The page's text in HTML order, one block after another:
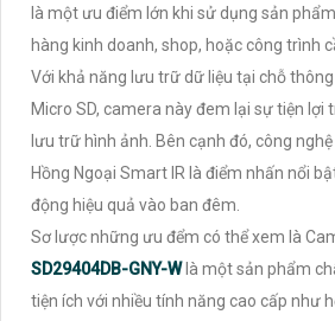
là một ưu điểm lớn khi sử dụng sản
hàng kinh doanh, shop, hoặc công trình
Với khả năng lưu trữ dữ liệu tại chỗ
Micro SD, camera này đem lại sự tiện lợi
lưu trữ hình ảnh. Bên cạnh đó, công
Hồng Ngoại Smart IR là điểm nhấn nổi
động hiệu quả vào ban đêm.
Sơ lược những ưu đểm có thể xem là
SD29404DB-GNY-W là một sản phẩm
tiện ích với nhiều tính năng cao cấp như